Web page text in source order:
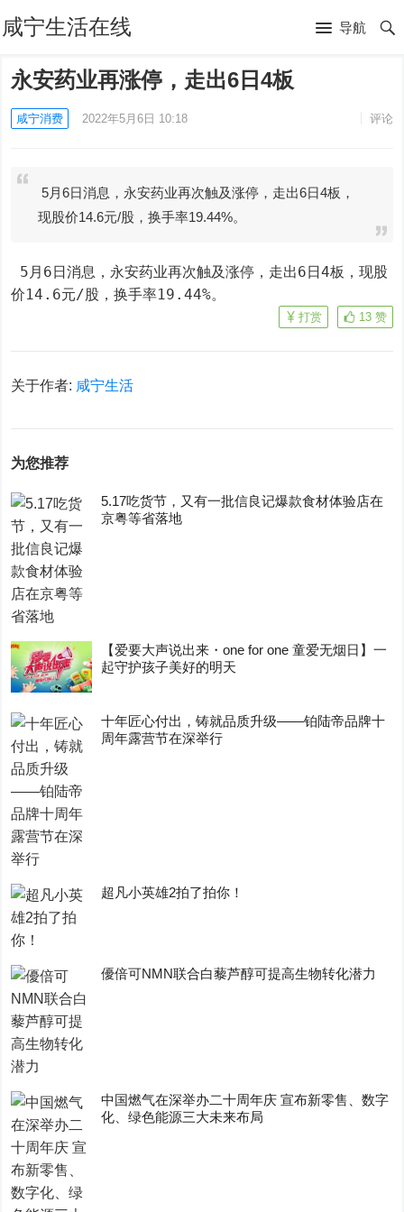
咸宁生活在线 导航
永安药业再涨停，走出6日4板
咸宁消费 2022年5月6日 10:18 评论
5月6日消息，永安药业再次触及涨停，走出6日4板，
现股价14.6元/股，换手率19.44%。
5月6日消息，永安药业再次触及涨停，走出6日4板，现股
价14.6元/股，换手率19.44%。
13 赞
打赏
关于作者: 咸宁生活
为您推荐
5.17吃货节，又有一批信良记爆款食材体验店在
京粤等省落地
【爱要大声说出来・one for one 童爱无烟日】一
起守护孩子美好的明天
十年匠心付出，铸就品质升级——铂陆帝品牌十
周年露营节在深举行
超凡小英雄2拍了拍你！
優倍可NMN联合白藜芦醇可提高生物转化潜力
中国燃气在深举办二十周年庆 宣布新零售、数字
化、绿色能源三大未来布局